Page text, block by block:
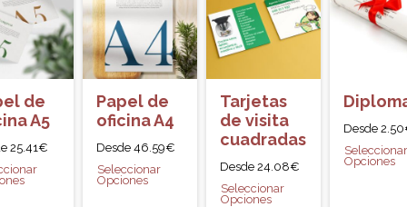
de
A5
25.41€
Papel de
oficina A4
Desde 46.59€
Seleccionar
Opciones
Tarjetas
de visita
cuadradas
Desde 24.08€
Seleccionar
Opciones
Desde 2.50
Seleccionar
Opciones